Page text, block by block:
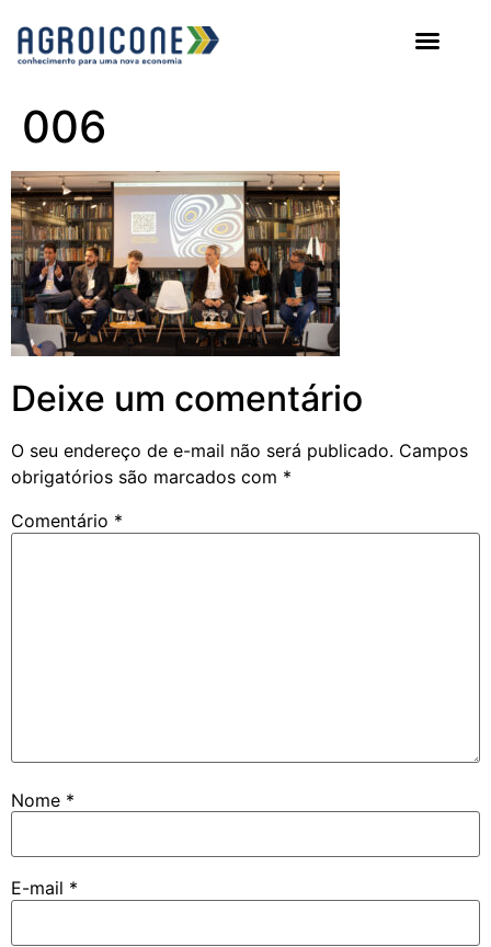
006
Deixe um comentário
O seu endereço de e-mail não será publicado. Campos
obrigatórios são marcados com *
Comentário *
Nome *
E-mail *